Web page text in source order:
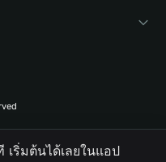
เริ่มต้นได้เลยในแอป